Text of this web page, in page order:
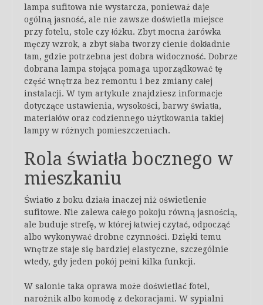
lampa sufitowa nie wystarcza, ponieważ daje
ogólną jasność, ale nie zawsze doświetla miejsce
przy fotelu, stole czy łóżku. Zbyt mocna żarówka
męczy wzrok, a zbyt słaba tworzy cienie dokładnie
tam, gdzie potrzebna jest dobra widoczność. Dobrze
dobrana lampa stojąca pomaga uporządkować tę
część wnętrza bez remontu i bez zmiany całej
instalacji. W tym artykule znajdziesz informacje
dotyczące ustawienia, wysokości, barwy światła,
materiałów oraz codziennego użytkowania takiej
lampy w różnych pomieszczeniach.
Rola światła bocznego w
mieszkaniu
Światło z boku działa inaczej niż oświetlenie
sufitowe. Nie zalewa całego pokoju równą jasnością,
ale buduje strefę, w której łatwiej czytać, odpocząć
albo wykonywać drobne czynności. Dzięki temu
wnętrze staje się bardziej elastyczne, szczególnie
wtedy, gdy jeden pokój pełni kilka funkcji.
W salonie taka oprawa może doświetlać fotel,
narożnik albo komodę z dekoracjami. W sypialni